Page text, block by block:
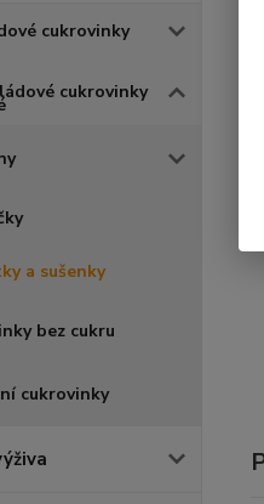
cukrovinky
cukrovinky
a sušenky
bez cukru
cukrovinky